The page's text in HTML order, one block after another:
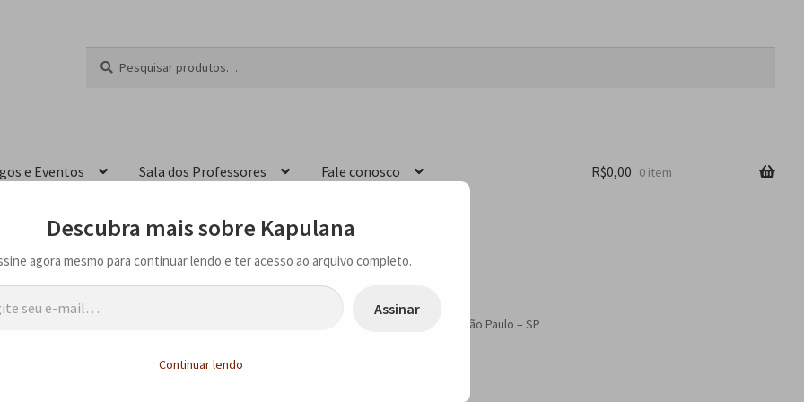
por:
e Eventos Sala dos Professores Fale conosco R$0,00 0 item
“Um rio preso nas mãos” de Ana Paula Tavares na Biblioteca Mário de Andrade em São Paulo – SP
Descubra mais sobre Kapulana
agora mesmo para continuar lendo e ter acesso ao arquivo completo.
Assinar
Continuar lendo